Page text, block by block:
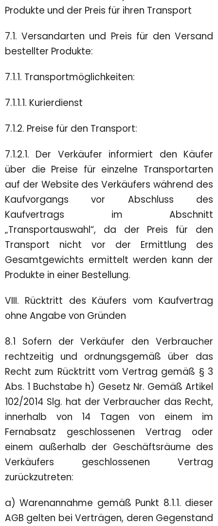
Produkte und der Preis für ihren Transport
7.1. Versandarten und Preis für den Versand
bestellter Produkte:
7.1.1. Transportmöglichkeiten:
7.1.1.1. Kurierdienst
7.1.2. Preise für den Transport:
7.1.2.1. Der Verkäufer informiert den Käufer
über die Preise für einzelne Transportarten
auf der Website des Verkäufers während des
Kaufvorgangs vor Abschluss des
Kaufvertrags im Abschnitt
„Transportauswahl“, da der Preis für den
Transport nicht vor der Ermittlung des
Gesamtgewichts ermittelt werden kann der
Produkte in einer Bestellung.
VIII. Rücktritt des Käufers vom Kaufvertrag
ohne Angabe von Gründen
8.1 Sofern der Verkäufer den Verbraucher
rechtzeitig und ordnungsgemäß über das
Recht zum Rücktritt vom Vertrag gemäß § 3
Abs. 1 Buchstabe h) Gesetz Nr. Gemäß Artikel
102/2014 Slg. hat der Verbraucher das Recht,
innerhalb von 14 Tagen von einem im
Fernabsatz geschlossenen Vertrag oder
einem außerhalb der Geschäftsräume des
Verkäufers geschlossenen Vertrag
zurückzutreten:
a) Warenannahme gemäß Punkt 8.1.1. dieser
AGB gelten bei Verträgen, deren Gegenstand